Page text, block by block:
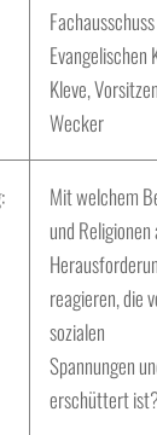
Evangelischen
Kleve,
Wecker
Mit welchem
und
reagieren, die
sozialen
Spannungen
erschüttert